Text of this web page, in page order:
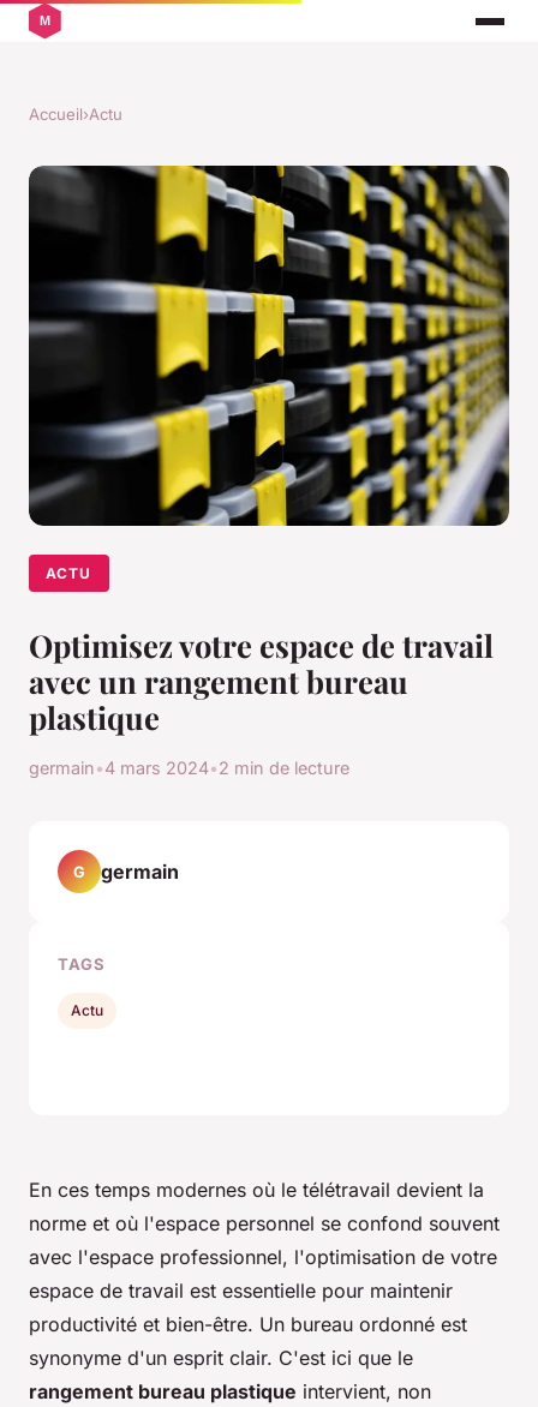
Accueil›Actu
ACTU
Optimisez votre espace de travail
avec un rangement bureau
plastique
germain•4 mars 2024•2 min de lecture
En ces temps modernes où le télétravail devient la
norme et où l'espace personnel se confond souvent
avec l'espace professionnel, l'optimisation de votre
espace de travail est essentielle pour maintenir
productivité et bien-être. Un bureau ordonné est
synonyme d'un esprit clair. C'est ici que le
rangement bureau plastique intervient, non
G germain
TAGS
Actu